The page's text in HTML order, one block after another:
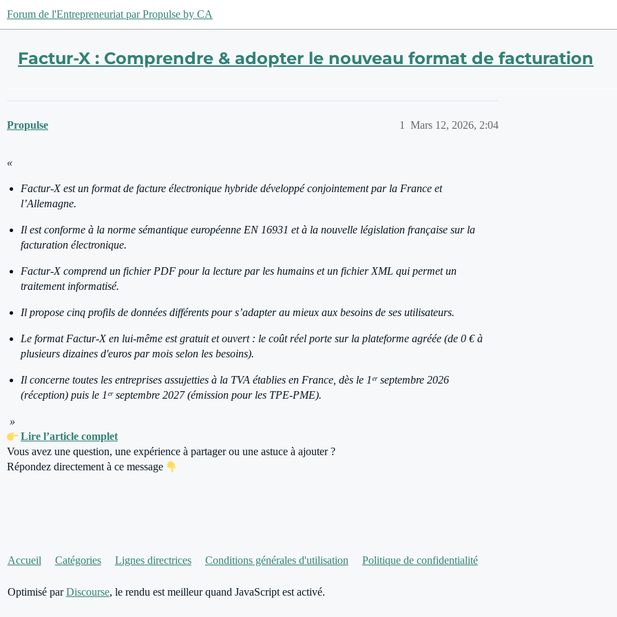
Forum de l'Entrepreneuriat par Propulse by CA
Factur-X : Comprendre & adopter le nouveau format de facturation
Propulse Mars 12, 2026, 2:04
1
«
Factur-X est un format de facture électronique hybride développé conjointement par la France et
l’Allemagne.
Il est conforme à la norme sémantique européenne EN 16931 et à la nouvelle législation française sur la
facturation électronique.
Factur-X comprend un fichier PDF pour la lecture par les humains et un fichier XML qui permet un
traitement informatisé.
Il propose cinq profils de données différents pour s’adapter au mieux aux besoins de ses utilisateurs.
Le format Factur-X en lui-même est gratuit et ouvert : le coût réel porte sur la plateforme agréée (de 0 € à
plusieurs dizaines d'euros par mois selon les besoins).
Il concerne toutes les entreprises assujetties à la TVA établies en France, dès le 1ᵉʳ septembre 2026
(réception) puis le 1ᵉʳ septembre 2027 (émission pour les TPE-PME).
»
Lire l’article complet
Vous avez une question, une expérience à partager ou une astuce à ajouter ?
Répondez directement à ce message
Accueil Catégories Lignes directrices Conditions générales d'utilisation Politique de confidentialité
Optimisé parDiscourse, le rendu est meilleur quand JavaScript est activé.